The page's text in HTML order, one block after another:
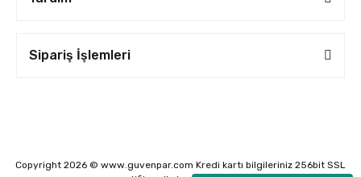
Sipariş İşlemleri
Copyright 2026 © www.guvenpar.com Kredi kartı bilgileriniz 256bit SSL